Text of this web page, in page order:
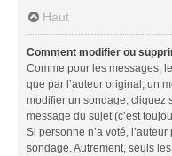
Haut
Comment modifier ou
Comme pour les messages,
que par l’auteur original, un
modifier un sondage, cliquez
message du sujet (c’est
Si personne n’a voté,
sondage. Autrement, seuls